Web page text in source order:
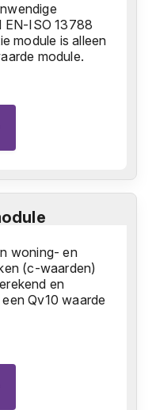
EN-ISO 13788
module is alleen
module.
woning- en
(c-waarden)
en
Qv10 waarde